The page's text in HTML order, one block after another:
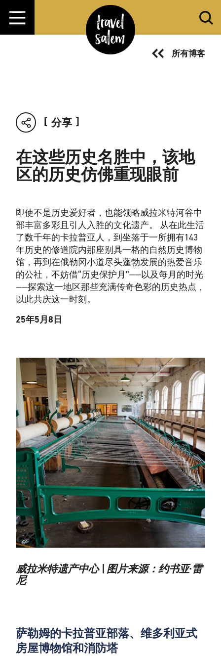
跳转至内容
所有博客
分享
在这些历史名胜中，该地
区的历史仿佛重现眼前
即使不是历史爱好者，也能领略威拉米特河谷中
部丰富多彩且引人入胜的文化遗产。 从在此生活
了数千年的卡拉普亚人，到坐落于一所拥有143
年历史的修道院内那座别具一格的自然历史博物
馆，再到在俄勒冈小道尽头蓬勃发展的热爱音乐
的公社，不妨借“历史保护月”——以及每月的时光
——探索这一地区那些充满传奇色彩的历史热点，
以此共庆这一时刻。
25年5月8日
威拉米特遗产中心 | 图片来源：约书亚·雷
尼
萨勒姆的卡拉普亚部落、维多利亚式
房屋博物馆和消防塔